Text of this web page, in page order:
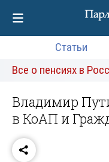
Статьи
Все о пенсиях в
Владимир
в КоАП и